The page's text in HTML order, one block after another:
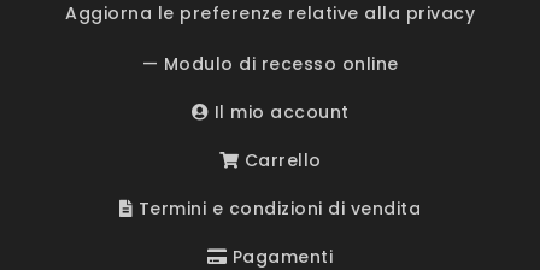
Aggiorna le preferenze relative alla privacy
— Modulo di recesso online
Il mio account
Carrello
Termini e condizioni di vendita
Pagamenti